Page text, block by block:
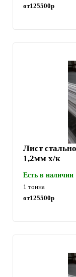
от125500р
Лист
1,2мм х/к
Есть в наличии
1 тонна
от125500р